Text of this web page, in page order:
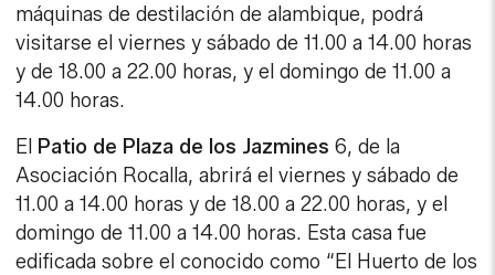
máquinas de destilación de alambique, podrá
visitarse el viernes y sábado de 11.00 a 14.00 horas
y de 18.00 a 22.00 horas, y el domingo de 11.00 a
14.00 horas.
El Patio de Plaza de los Jazmines6, de la
Asociación Rocalla, abrirá el viernes y sábado de
11.00 a 14.00 horas y de 18.00 a 22.00 horas, y el
domingo de 11.00 a 14.00 horas. Esta casa fue
edificada sobre el conocido como “El Huerto de los